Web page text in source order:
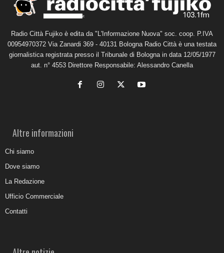
Radio Città Fujiko è edita da "L'Informazione Nuova" soc. coop. P.IVA
00954970372 Via Zanardi 369 - 40131 Bologna Radio Città è una testata
giornalistica registrata presso il Tribunale di Bologna in data 12/05/1977
aut. n° 4553 Direttore Responsabile: Alessandro Canella
Altre informazioni
Chi siamo
Dove siamo
La Redazione
Ufficio Commerciale
Contatti